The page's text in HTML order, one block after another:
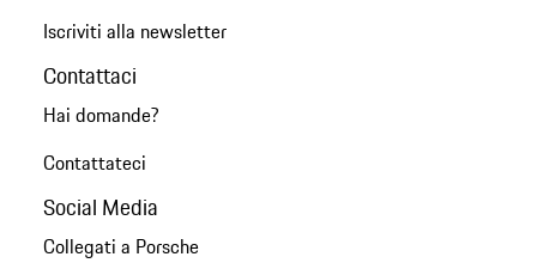
Iscriviti alla newsletter
Contattaci
Hai domande?
Contattateci
Social Media
Collegati a Porsche